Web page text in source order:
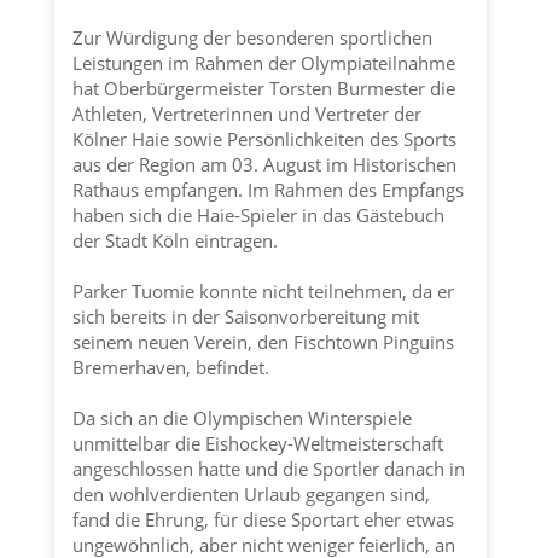
Zur Würdigung der besonderen sportlichen
Leistungen im Rahmen der Olympiateilnahme
hat Oberbürgermeister Torsten Burmester die
Athleten, Vertreterinnen und Vertreter der
Kölner Haiesowie Persönlichkeiten des Sports
aus der Region am 03. August im Historischen
Rathaus empfangen. Im Rahmen des Empfangs
haben sich die Haie-Spieler in das Gästebuch
der Stadt Köln eintragen.
Parker Tuomie konnte nicht teilnehmen, da er
sich bereits in der Saisonvorbereitung mit
seinem neuen Verein, den Fischtown Pinguins
Bremerhaven, befindet.
Da sich an die Olympischen Winterspiele
unmittelbar die Eishockey-Weltmeisterschaft
angeschlossen hatte und die Sportler danach in
den wohlverdienten Urlaub gegangen sind,
fand die Ehrung, für diese Sportart eher etwas
ungewöhnlich, aber nicht weniger feierlich, an